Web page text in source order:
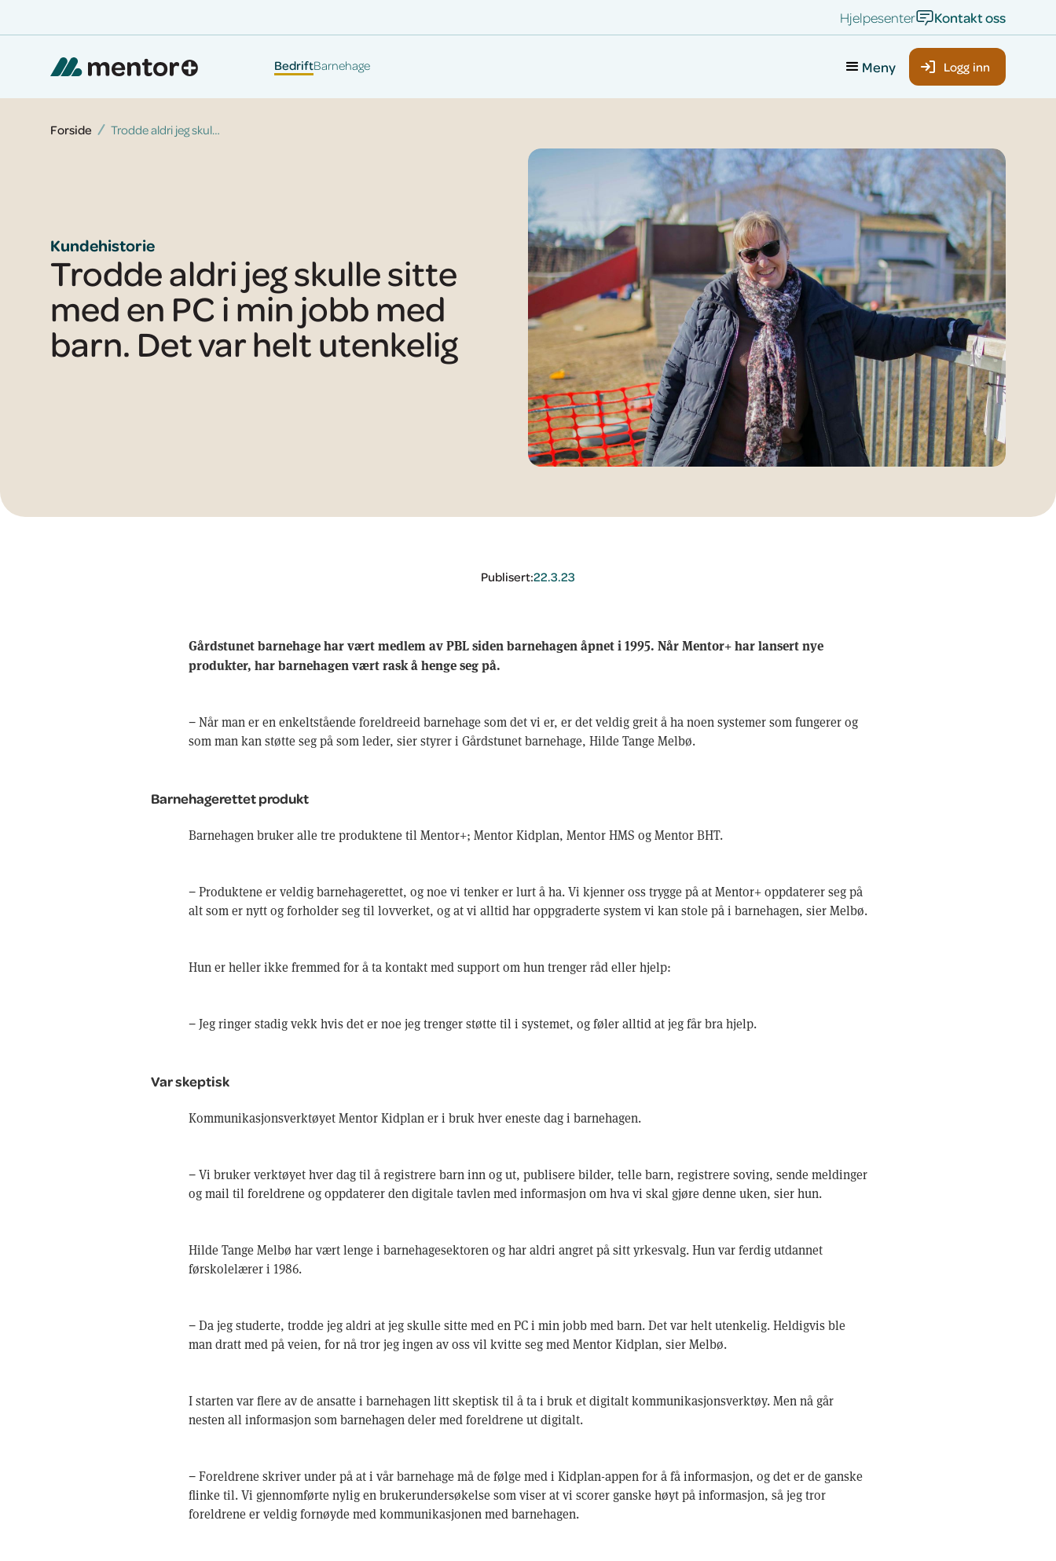
Hjelpesenter Kontakt oss
BedriftBarnehage Meny Logg inn
Forside Trodde aldri jeg skulle sitte med en PC i min jobb med barn. Det var helt utenkelig
Kundehistorie
Trodde aldri jeg skulle sitte
med en PC i min jobb med
barn. Det var helt utenkelig
Publisert:22.3.23
Gårdstunet barnehage har vært medlem av PBL siden barnehagen åpnet i 1995. Når Mentor+ har lansert nye
produkter, har barnehagen vært rask å henge seg på.
− Når man er en enkeltstående foreldreeid barnehage som det vi er, er det veldig greit å ha noen systemer som fungerer og
som man kan støtte seg på som leder, sier styrer i Gårdstunet barnehage, Hilde Tange Melbø.
Barnehagerettet produkt
Barnehagen bruker alle tre produktene til Mentor+; Mentor Kidplan, Mentor HMS og Mentor BHT.
− Produktene er veldig barnehagerettet, og noe vi tenker er lurt å ha. Vi kjenner oss trygge på at Mentor+ oppdaterer seg på
alt som er nytt og forholder seg til lovverket, og at vi alltid har oppgraderte system vi kan stole på i barnehagen, sier Melbø.
Hun er heller ikke fremmed for å ta kontakt med support om hun trenger råd eller hjelp:
− Jeg ringer stadig vekk hvis det er noe jeg trenger støtte til i systemet, og føler alltid at jeg får bra hjelp.
Var skeptisk
Kommunikasjonsverktøyet Mentor Kidplan er i bruk hver eneste dag i barnehagen.
− Vi bruker verktøyet hver dag til å registrere barn inn og ut, publisere bilder, telle barn, registrere soving, sende meldinger
og mail til foreldrene og oppdaterer den digitale tavlen med informasjon om hva vi skal gjøre denne uken, sier hun.
Hilde Tange Melbø har vært lenge i barnehagesektoren og har aldri angret på sitt yrkesvalg. Hun var ferdig utdannet
førskolelærer i 1986.
− Da jeg studerte, trodde jeg aldri at jeg skulle sitte med en PC i min jobb med barn. Det var helt utenkelig. Heldigvis ble
man dratt med på veien, for nå tror jeg ingen av oss vil kvitte seg med Mentor Kidplan, sier Melbø.
I starten var flere av de ansatte i barnehagen litt skeptisk til å ta i bruk et digitalt kommunikasjonsverktøy. Men nå går
nesten all informasjon som barnehagen deler med foreldrene ut digitalt.
− Foreldrene skriver under på at i vår barnehage må de følge med i Kidplan-appen for å få informasjon, og det er de ganske
flinke til. Vi gjennomførte nylig en brukerundersøkelse som viser at vi scorer ganske høyt på informasjon, så jeg tror
foreldrene er veldig fornøyde med kommunikasjonen med barnehagen.